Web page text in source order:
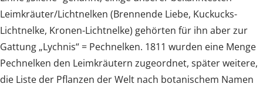
Leimkräuter/Lichtnelken (Brennende Liebe, Kuckucks-
Lichtnelke, Kronen-Lichtnelke) gehörten für ihn aber zur
Gattung „Lychnis“ = Pechnelken. 1811 wurden eine Menge
Pechnelken den Leimkräutern zugeordnet, später weitere,
die Liste der Pflanzen der Welt nach botanischem Namen